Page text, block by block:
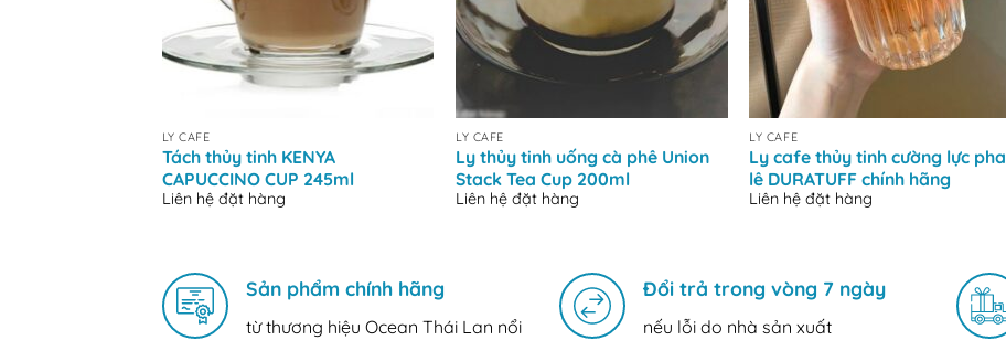
LY CAFE
Tách thủy tinh KENYA
CAPUCCINO CUP 245ml
Liên hệ đặt hàng
LY CAFE
Ly thủy tinh uống cà phê Union
Stack Tea Cup 200ml
Liên hệ đặt hàng
+
LY CAFE
Ly cafe thủy tinh cường lực pha
lê DURATUFF chính hãng
Liên hệ đặt hàng
Sản phẩm chính hãng
từ thương hiệu Ocean Thái Lan nổi
Đổi trả trong vòng 7 ngày
nếu lỗi do nhà sản xuất